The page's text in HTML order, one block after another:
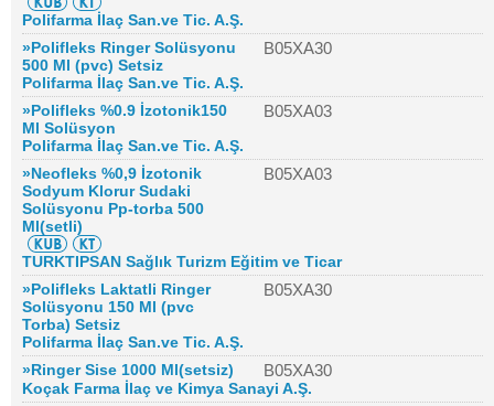
Polifarma İlaç San.ve Tic. A.Ş.
»Polifleks Ringer Solüsyonu
500 Ml (pvc) Setsiz
B05XA30
Polifarma İlaç San.ve Tic. A.Ş.
»Polifleks %0.9 İzotonik150
Ml Solüsyon
B05XA03
Polifarma İlaç San.ve Tic. A.Ş.
»Neofleks %0,9 İzotonik
Sodyum Klorur Sudaki
Solüsyonu Pp-torba 500
Ml(setli)
B05XA03
TURKTIPSAN Sağlık Turizm Eğitim ve Ticar
»Polifleks Laktatli Ringer
Solüsyonu 150 Ml (pvc
Torba) Setsiz
B05XA30
Polifarma İlaç San.ve Tic. A.Ş.
»Ringer Sise 1000 Ml(setsiz)
B05XA30
Koçak Farma İlaç ve Kimya Sanayi A.Ş.